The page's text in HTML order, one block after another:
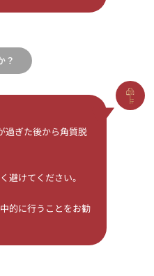
？
過ぎた後から角質脱
避けてください。
的に行うことをお勧